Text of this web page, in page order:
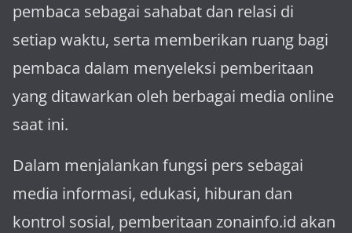
pembaca sebagai sahabat dan relasi di
setiap waktu, serta memberikan ruang bagi
pembaca dalam menyeleksi pemberitaan
yang ditawarkan oleh berbagai media online
saat ini.
Dalam menjalankan fungsi pers sebagai
media informasi, edukasi, hiburan dan
kontrol sosial, pemberitaan zonainfo.id akan